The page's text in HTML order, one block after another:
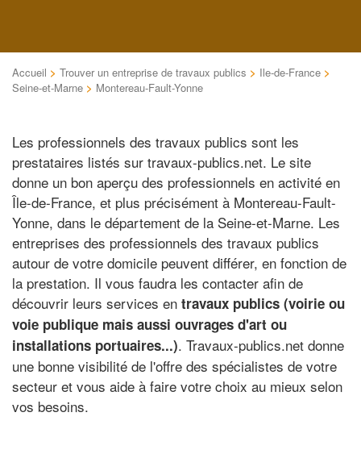
Accueil > Trouver un entreprise de travaux publics > Ile-de-France >
Seine-et-Marne > Montereau-Fault-Yonne
Les professionnels des travaux publics sont les
prestataires listés sur travaux-publics.net. Le site
donne un bon aperçu des professionnels en activité en
Île-de-France, et plus précisément à Montereau-Fault-
Yonne, dans le département de la Seine-et-Marne. Les
entreprises des professionnels des travaux publics
autour de votre domicile peuvent différer, en fonction de
la prestation. Il vous faudra les contacter afin de
découvrir leurs services en travaux publics (voirie ou
voie publique mais aussi ouvrages d'art ou
installations portuaires...). Travaux-publics.net donne
une bonne visibilité de l'offre des spécialistes de votre
secteur et vous aide à faire votre choix au mieux selon
vos besoins.